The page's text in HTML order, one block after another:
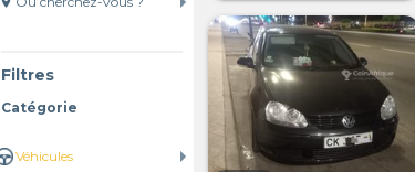
Filtres
Catégorie